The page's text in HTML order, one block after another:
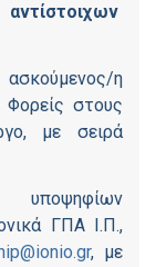
η
στους
με σειρά
ΓΠΑ Ι.Π.,
, με